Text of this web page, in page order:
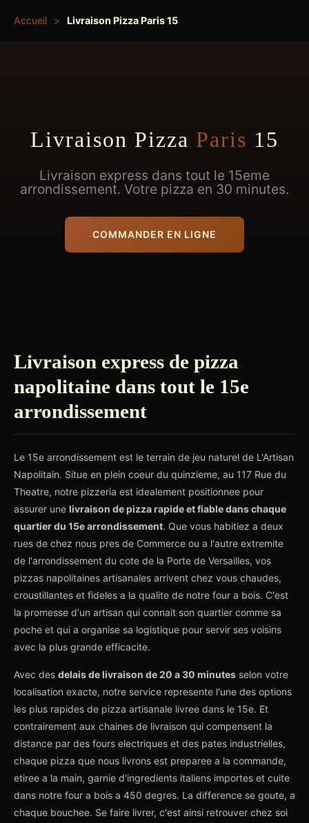
Accueil > Livraison Pizza Paris 15
Livraison Pizza Paris 15
Livraison express dans tout le 15eme
arrondissement. Votre pizza en 30 minutes.
COMMANDER EN LIGNE
Livraison express de pizza
napolitaine dans tout le 15e
arrondissement
Le 15e arrondissement est le terrain de jeu naturel de L'Artisan
Napolitain. Situe en plein coeur du quinzieme, au 117 Rue du
Theatre, notre pizzeria est idealement positionnee pour
assurer une livraison de pizza rapide et fiable dans chaque
quartier du 15e arrondissement. Que vous habitiez a deux
rues de chez nous pres de Commerce ou a l'autre extremite
de l'arrondissement du cote de la Porte de Versailles, vos
pizzas napolitaines artisanales arrivent chez vous chaudes,
croustillantes et fideles a la qualite de notre four a bois. C'est
la promesse d'un artisan qui connait son quartier comme sa
poche et qui a organise sa logistique pour servir ses voisins
avec la plus grande efficacite.
Avec des delais de livraison de 20 a 30 minutes selon votre
localisation exacte, notre service represente l'une des options
les plus rapides de pizza artisanale livree dans le 15e. Et
contrairement aux chaines de livraison qui compensent la
distance par des fours electriques et des pates industrielles,
chaque pizza que nous livrons est preparee a la commande,
etiree a la main, garnie d'ingredients italiens importes et cuite
dans notre four a bois a 450 degres. La difference se goute, a
chaque bouchee. Se faire livrer, c'est ainsi retrouver chez soi